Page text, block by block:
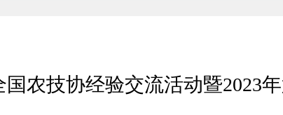
国农技协经验交流活动暨2023